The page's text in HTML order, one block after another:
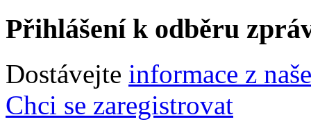
Přihlášení k odběru
Dostávejte informace z
Chci se zaregistrovat